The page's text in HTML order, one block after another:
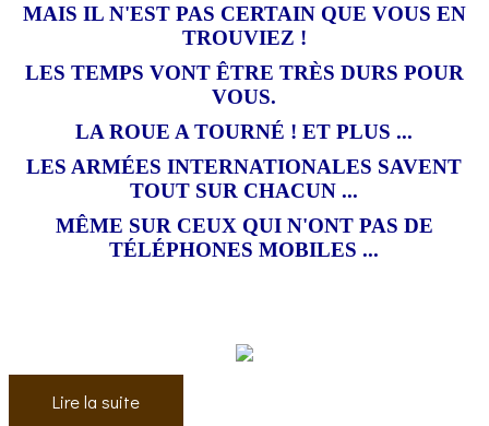
MAIS IL N'EST PAS CERTAIN QUE VOUS EN
TROUVIEZ !
LES TEMPS VONT ÊTRE TRÈS DURS POUR
VOUS.
LA ROUE A TOURNÉ ! ET PLUS ...
LES ARMÉES INTERNATIONALES SAVENT
TOUT SUR CHACUN ...
MÊME SUR CEUX QUI N'ONT PAS DE
TÉLÉPHONES MOBILES ...
Lire la suite